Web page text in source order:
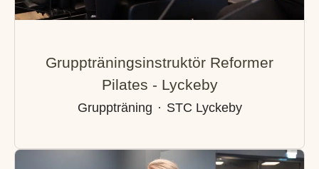
Gruppträningsinstruktör Reformer
Pilates - Lyckeby
Gruppträning · STC Lyckeby